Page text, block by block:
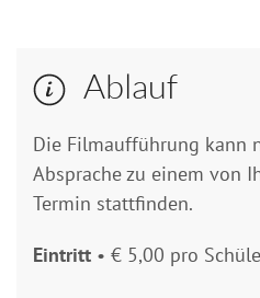
Ablauf
Die Filmaufführung kann
Absprache zu einem von
Termin stattfinden.
Eintritt • € 5,00 pro